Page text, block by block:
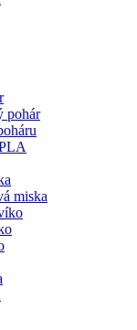
pohár
miska